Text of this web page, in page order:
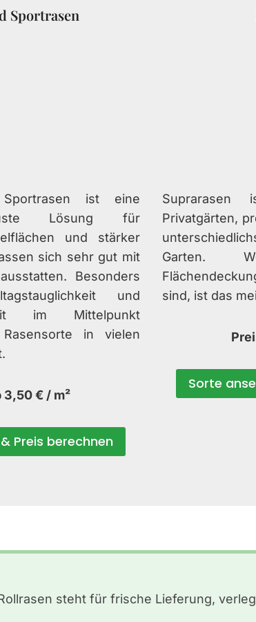
Sportrasen
ist eine
Lösung für
und stärker
sich sehr gut mit
Besonders
und
im Mittelpunkt
in vielen
3,50 € / m²
Preis berechnen
Privatgärten,
Garten.
sind, ist das
Sorte
steht für frische Lieferung,